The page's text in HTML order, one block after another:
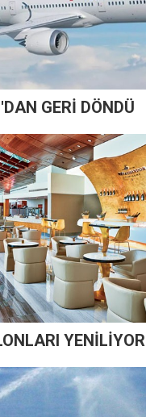
GERİ DÖNDÜ
YENİLİYOR